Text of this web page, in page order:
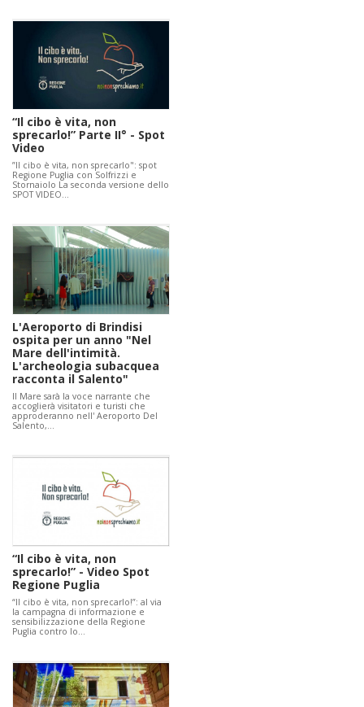
“Il cibo è vita, non
sprecarlo!” Parte II° - Spot
Video
”Il cibo è vita, non sprecarlo": spot
Regione Puglia con Solfrizzi e
Stornaiolo La seconda versione dello
SPOT VIDEO…
L'Aeroporto di Brindisi
ospita per un anno "Nel
Mare dell'intimità.
L'archeologia subacquea
racconta il Salento"
Il Mare sarà la voce narrante che
accoglierà visitatori e turisti che
approderanno nell' Aeroporto Del
Salento,…
“Il cibo è vita, non
sprecarlo!” - Video Spot
Regione Puglia
“Il cibo è vita, non sprecarlo!”: al via
la campagna di informazione e
sensibilizzazione della Regione
Puglia contro lo…